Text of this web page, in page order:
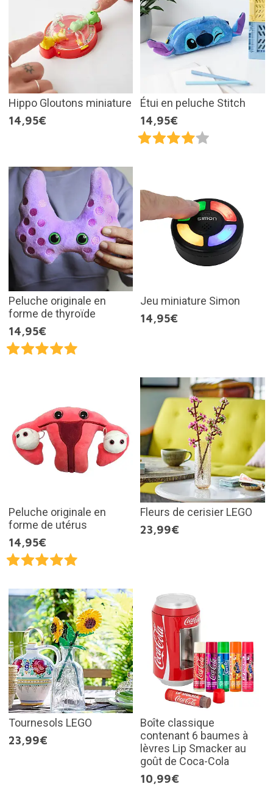
Hippo Gloutons miniature
14,95€
Étui en peluche Stitch
14,95€
Peluche originale en
forme de thyroïde
14,95€
Jeu miniature Simon
14,95€
Peluche originale en
forme de utérus
14,95€
Fleurs de cerisier LEGO
23,99€
Tournesols LEGO
23,99€
Boîte classique
contenant 6 baumes à
lèvres Lip Smacker au
goût de Coca-Cola
10,99€